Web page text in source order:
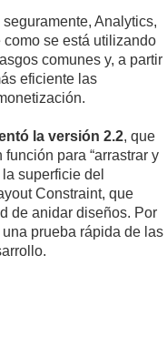
Analytics,
se está utilizando
comunes y, a partir
eficiente las
la versión 2.2, que
para “arrastrar y
superficie del
Constraint, que
de anidar diseños. Por
prueba rápida de las